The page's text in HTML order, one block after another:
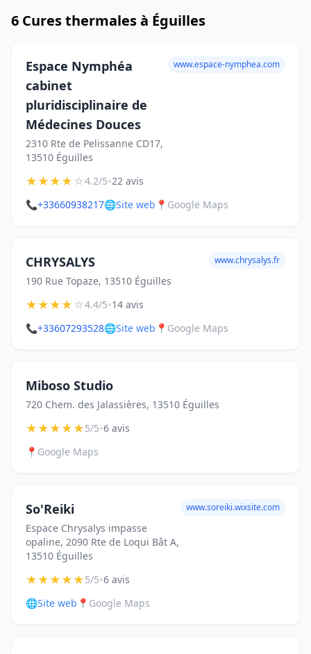
6 Cures thermales à Éguilles
Espace Nymphéa
cabinet
pluridisciplinaire de
Médecines Douces
2310 Rte de Pelissanne CD17,
13510 Éguilles
www.espace-nymphea.com
★★★★☆4.2/5•22 avis
📞+33660938217🌐Site web 📍 Google Maps
CHRYSALYS
190 Rue Topaze, 13510 Éguilles
www.chrysalys.fr
★★★★☆4.4/5•14 avis
📞+33607293528🌐Site web 📍 Google Maps
Miboso Studio
720 Chem. des Jalassières, 13510 Éguilles
★★★★★5/5•6 avis
📍 Google Maps
So'Reiki
Espace Chrysalys impasse
opaline, 2090 Rte de Loqui Bât A,
13510 Éguilles
www.soreiki.wixsite.com
★★★★★5/5•6 avis
🌐Site web 📍 Google Maps